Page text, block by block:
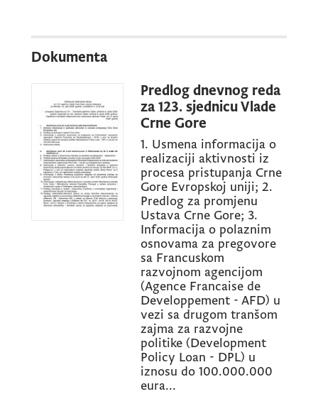
Dokumenta
Predlog dnevnog reda
za 123. sjednicu Vlade
Crne Gore
1. Usmena informacija o
realizaciji aktivnosti iz
procesa pristupanja Crne
Gore Evropskoj uniji; 2.
Predlog za promjenu
Ustava Crne Gore; 3.
Informacija o polaznim
osnovama za pregovore
sa Francuskom
razvojnom agencijom
(Agence Francaise de
Developpement - AFD) u
vezi sa drugom tranšom
zajma za razvojne
politike (Development
Policy Loan - DPL) u
iznosu do 100.000.000
eura...